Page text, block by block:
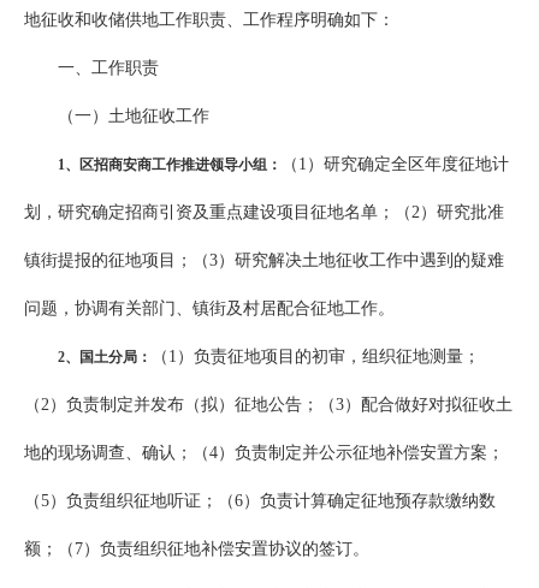
地征收和收储供地工作职责、工作程序明确如下：
一、工作职责
（一）土地征收工作
1、区招商安商工作推进领导小组： （1）研究确定全区年度征地计
划，研究确定招商引资及重点建设项目征地名单；（2）研究批准
镇街提报的征地项目；（3）研究解决土地征收工作中遇到的疑难
问题，协调有关部门、镇街及村居配合征地工作。
2、国土分局： （1）负责征地项目的初审，组织征地测量；
（2）负责制定并发布（拟）征地公告；（3）配合做好对拟征收土
地的现场调查、确认；（4）负责制定并公示征地补偿安置方案；
（5）负责组织征地听证；（6）负责计算确定征地预存款缴纳数
额；（7）负责组织征地补偿安置协议的签订。